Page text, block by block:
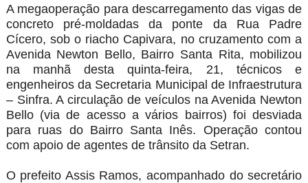
A megaoperação para descarregamento das vigas de
concreto pré-moldadas da ponte da Rua Padre
Cícero, sob o riacho Capivara, no cruzamento com a
Avenida Newton Bello, Bairro Santa Rita, mobilizou
na manhã desta quinta-feira, 21, técnicos e
engenheiros da Secretaria Municipal de Infraestrutura
– Sinfra. A circulação de veículos na Avenida Newton
Bello (via de acesso a vários bairros) foi desviada
para ruas do Bairro Santa Inês. Operação contou
com apoio de agentes de trânsito da Setran.
O prefeito Assis Ramos, acompanhado do secretário